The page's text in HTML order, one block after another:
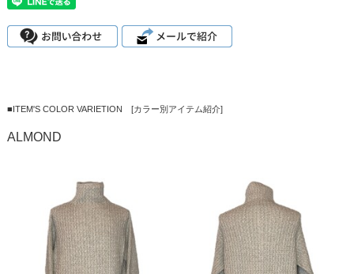
■ITEM'S COLOR VARIETION [カラー別アイテム紹介]
ALMOND